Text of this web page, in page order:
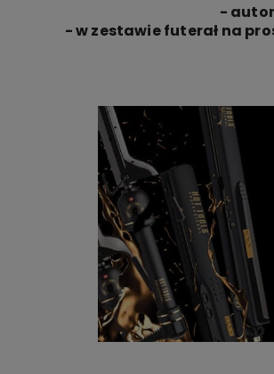
-
- w zestawie futerał na